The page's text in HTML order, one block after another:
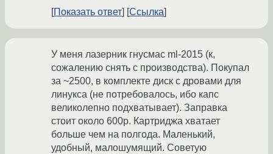
Показать ответ
Ссылка
У меня лазерник гнусмас ml-2015 (к,
сожалению снять с производства). Покупал
за ~2500, в комплекте диск с дровами для
линукса (не потребовалось, ибо капс
великолепно подхватывает). Заправка
стоит около 600р. Картриджа хватает
больше чем на полгода. Маленький,
удобный, малошумящий. Советую